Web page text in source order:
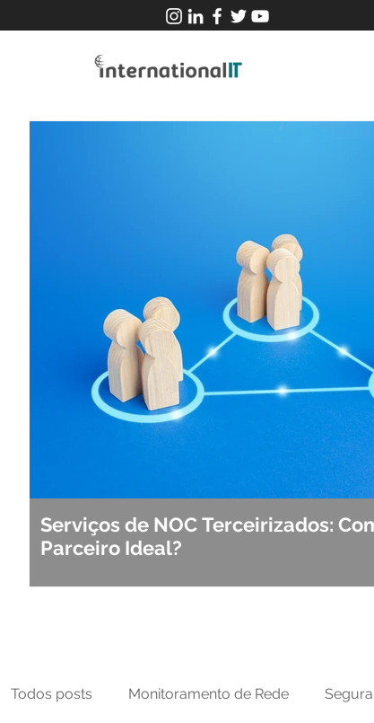
Serviços de NOC Terceirizados:
Parceiro Ideal?
Todos posts Monitoramento de Rede